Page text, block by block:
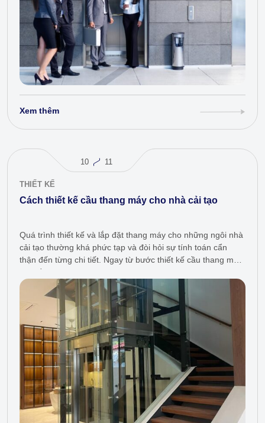
Xem thêm
10 11
THIẾT KẾ
Cách thiết kế cầu thang máy cho nhà cải tạo
Quá trình thiết kế và lắp đặt thang máy cho những ngôi nhà
cải tạo thường khá phức tạp và đòi hỏi sự tính toán cẩn
thận đến từng chi tiết. Ngay từ bước thiết kế cầu thang máy,
chủ đầu tư…